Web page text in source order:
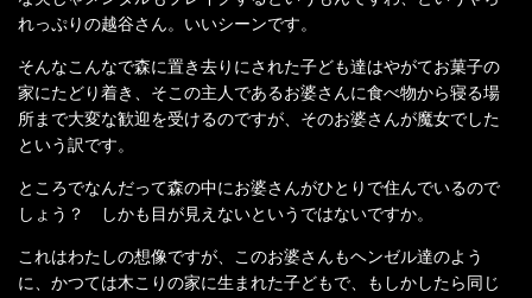
れっぷりの越谷さん。いいシーンです。
そんなこんなで森に置き去りにされた子ども達はやがてお菓子の
家にたどり着き、そこの主人であるお婆さんに食べ物から寝る場
所まで大変な歓迎を受けるのですが、そのお婆さんが魔女でした
という訳です。
ところでなんだって森の中にお婆さんがひとりで住んでいるので
しょう？ しかも目が見えないというではないですか。
これはわたしの想像ですが、このお婆さんもヘンゼル達のよう
に、かつては木こりの家に生まれた子どもで、もしかしたら同じ